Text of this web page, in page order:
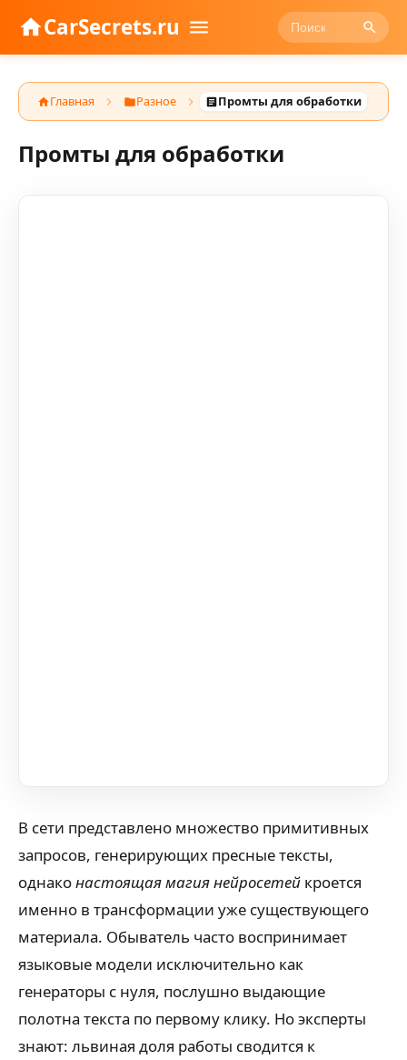
CarSecrets.ru
Главная Разное Промты для обработки
Промты для обработки
В сети представлено множество примитивных
запросов, генерирующих пресные тексты,
однаконастоящая магия нейросетей кроется
именно в трансформации уже существующего
материала. Обыватель часто воспринимает
языковые модели исключительно как
генераторы с нуля, послушно выдающие
полотна текста по первому клику. Но эксперты
знают: львиная доля работы сводится к